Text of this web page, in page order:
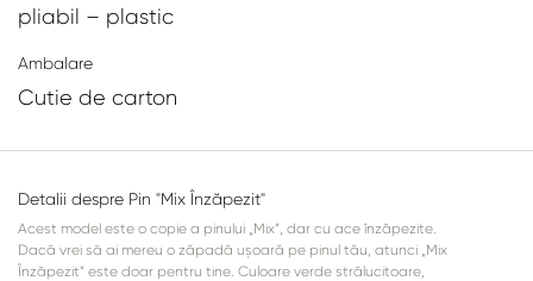
pliabil – plastic
Ambalare
Cutie de carton
Detalii despre Pin "Mix Înzăpezit"
Acest model este o copie a pinului „Mix”, dar cu ace înzăpezite.
Dacă vrei să ai mereu o zăpadă ușoară pe pinul tău, atunci „Mix
Înzăpezit” este doar pentru tine. Culoare verde strălucitoare,